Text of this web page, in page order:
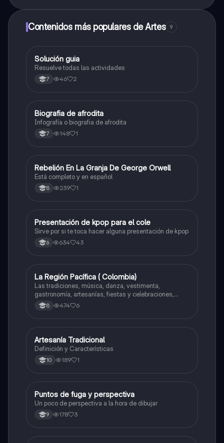
Contenidos más populares de Artes 9
Artes
Solución guia
Resuelve todas las actividades
7 46 2
Artes
Biografia de afrodita
Infografía o biografia de afrodita
7 148 1
Sociales/Historia
Rebelión En La Granja De George Orwell
Está completo y en español
8 239 1
Artes
Presentación de kpop para el cole
Sirve por si te toca hacer alguna presentación de kpop
6 634 43
Artes
La Región Pacífica ( Colombia)
Las tradiciones, música, danza, vestimenta,
gastronomía, artesanías, fiestas y celebraciones,
medicina tradicional, ritmos e instrumentos
musicales.
8 474 6
Artes
Artesanía Tradicional
Definición y Características
10 189 1
Artes
Puntos de fuga y perspectiva
Un poco de perspectiva a la hora de dibujar
9 178 3